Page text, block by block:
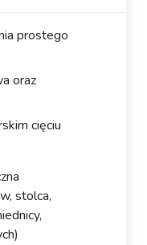
prostego
oraz
cięciu
stolca,